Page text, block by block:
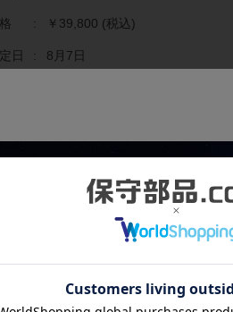
: ￥39,800 (税込)
日 : 8月7日
概要と仕様
生産終了している貴重な製品です。